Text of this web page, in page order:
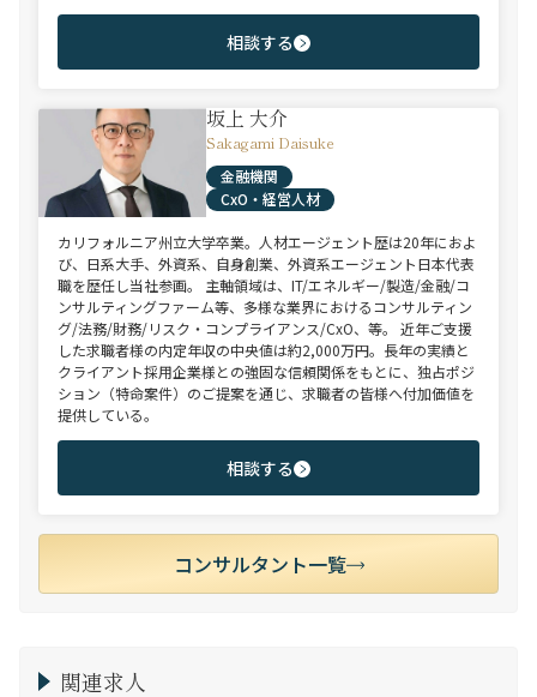
相談する
坂上 大介
Sakagami Daisuke
金融機関
CxO・経営人材
カリフォルニア州立大学卒業。人材エージェント歴は20年におよ
び、日系大手、外資系、自身創業、外資系エージェント日本代表
職を歴任し当社参画。 主軸領域は、IT/エネルギー/製造/金融/コ
ンサルティングファーム等、多様な業界におけるコンサルティン
グ/法務/財務/リスク・コンプライアンス/CxO、等。 近年ご支援
した求職者様の内定年収の中央値は約2,000万円。長年の実績と
クライアント採用企業様との強固な信頼関係をもとに、独占ポジ
ション（特命案件）のご提案を通じ、求職者の皆様へ付加価値を
提供している。
相談する
コンサルタント一覧
関連求人